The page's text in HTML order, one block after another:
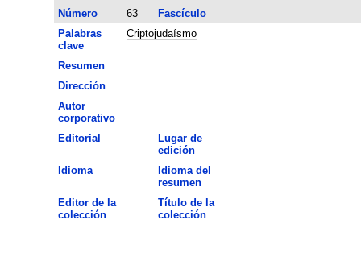
Número
63
Fascículo
Palabras
clave
Criptojudaísmo
Resumen
Dirección
Autor
corporativo
Editorial
Lugar de
edición
Idioma
Idioma del
resumen
Editor de la
colección
Título de la
colección